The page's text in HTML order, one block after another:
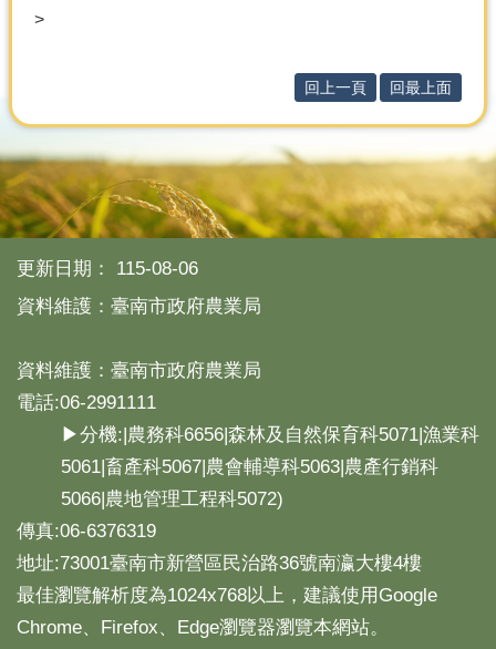
概
農
產
熱
門
訊
農
服
務
站
網
站
導
>
回上一頁 回最上面
更新日期：
115-08-06
資料維護：臺南市政府農業局
資料維護：臺南市政府農業局
電話:06-2991111
▶分機:|農務科6656|森林及自然保育科5071|漁業科
5061|畜產科5067|農會輔導科5063|農產行銷科
5066|農地管理工程科5072)
傳真:06-6376319
地址:73001臺南市新營區民治路36號南瀛大樓4樓
最佳瀏覽解析度為1024x768以上，建議使用Google
Chrome、Firefox、Edge瀏覽器瀏覽本網站。